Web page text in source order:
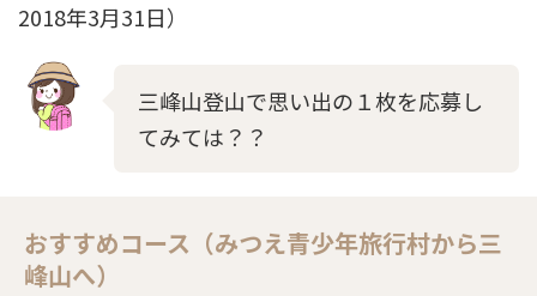
2018年3月31日）
三峰山登山で思い出の１枚を応募し
てみては？？
おすすめコース（みつえ青少年旅行村から三
峰山へ）